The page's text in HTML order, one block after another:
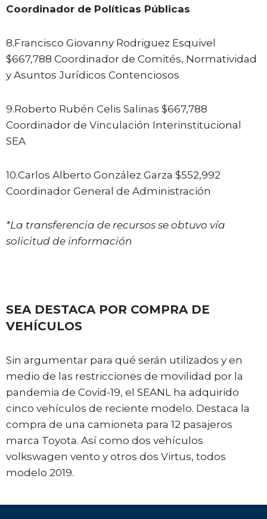
Coordinador de Políticas Públicas
8.Francisco Giovanny Rodriguez Esquivel
$667,788 Coordinador de Comités, Normatividad
y Asuntos Jurídicos Contenciosos
9.Roberto Rubén Celis Salinas $667,788
Coordinador de Vinculación Interinstitucional
SEA
10.Carlos Alberto González Garza $552,992
Coordinador General de Administración
*La transferencia de recursos se obtuvo vía
solicitud de información
SEA DESTACA POR COMPRA DE
VEHÍCULOS
Sin argumentar para qué serán utilizados y en
medio de las restricciones de movilidad por la
pandemia de Covid-19, el SEANL ha adquirido
cinco vehículos de reciente modelo. Destaca la
compra de una camioneta para 12 pasajeros
marca Toyota. Así como dos vehículos
volkswagen vento y otros dos Virtus, todos
modelo 2019.